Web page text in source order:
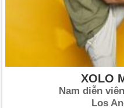
XOLO
Nam diễn
Los